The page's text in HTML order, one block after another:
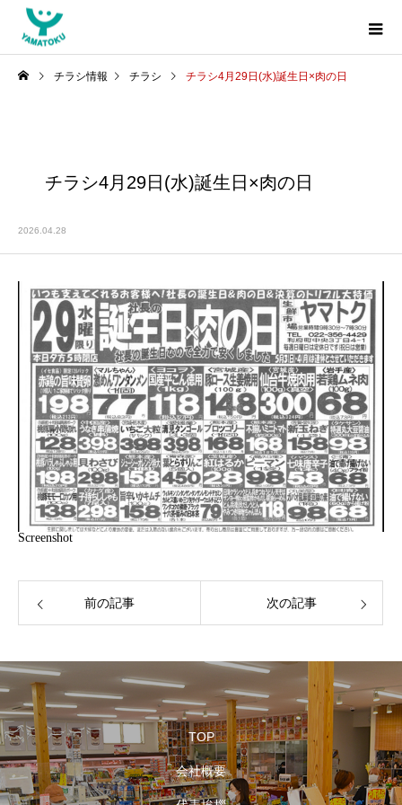
チラシ情報 チラシ チラシ4月29日(水)誕生日×肉の日
チラシ4月29日(水)誕生日×肉の日
2026.04.28
Screenshot
前の記事 次の記事
TOP
会社概要